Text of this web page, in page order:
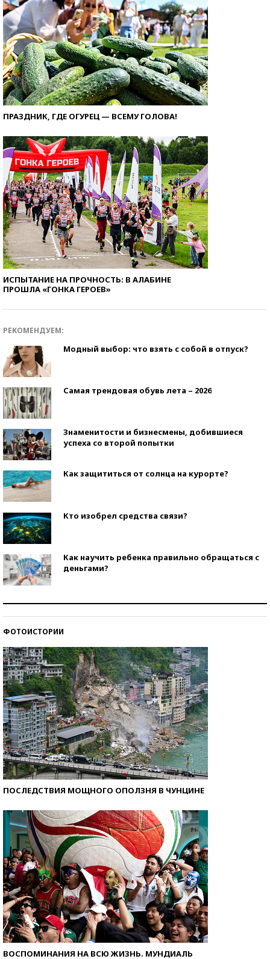
ПРАЗДНИК, ГДЕ ОГУРЕЦ — ВСЕМУ ГОЛОВА!
ИСПЫТАНИЕ НА ПРОЧНОСТЬ: В АЛАБИНЕ
ПРОШЛА «ГОНКА ГЕРОЕВ»
РЕКОМЕНДУЕМ:
Модный выбор: что взять с собой в отпуск?
Самая трендовая обувь лета – 2026
Знаменитости и бизнесмены, добившиеся
успеха со второй попытки
Как защититься от солнца на курорте?
Кто изобрел средства связи?
Как научить ребенка правильно обращаться с
деньгами?
ФОТОИСТОРИИ
ПОСЛЕДСТВИЯ МОЩНОГО ОПОЛЗНЯ В ЧУНЦИНЕ
ВОСПОМИНАНИЯ НА ВСЮ ЖИЗНЬ. МУНДИАЛЬ